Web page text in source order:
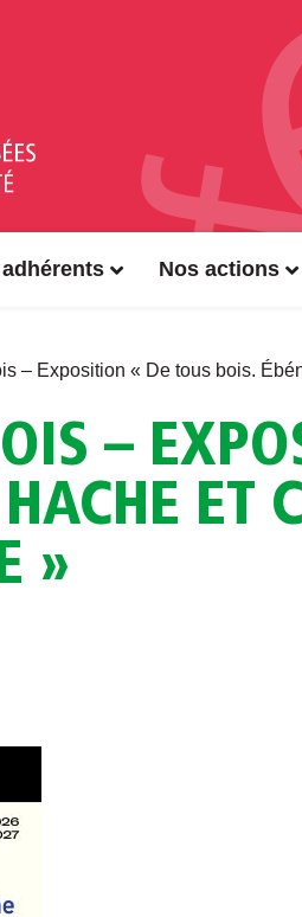
Nos actions
– Exposition « De tous bois.
–
ET
»